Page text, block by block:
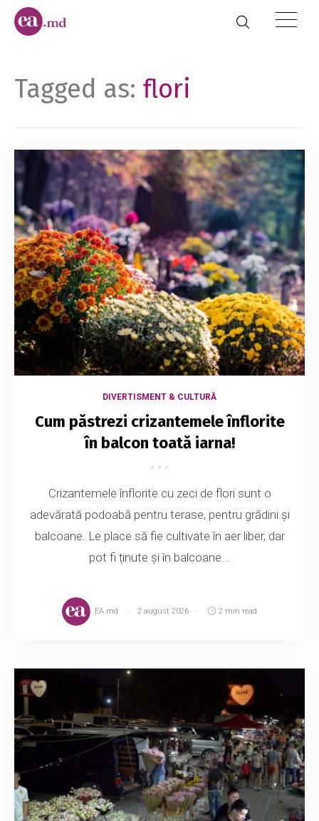
Tagged as: flori
DIVERTISMENT & CULTURĂ
Cum păstrezi crizantemele înflorite
în balcon toată iarna!
Crizantemele înflorite cu zeci de flori sunt o
adevărată podoabă pentru terase, pentru grădini și
balcoane. Le place să fie cultivate în aer liber, dar
pot fi ținute și în balcoane...
EA.md 2 august 2026 2 min read